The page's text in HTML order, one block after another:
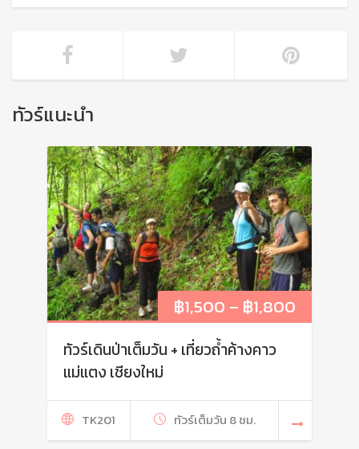
ทัวร์แนะนำ
฿1,500 – ฿1,800
ทัวร์เดินป่าเต็มวัน + เที่ยวถ้ำค้างคาว
แม่แตง เชียงใหม่
TK201 ทัวร์เต็มวัน 8 ชม.